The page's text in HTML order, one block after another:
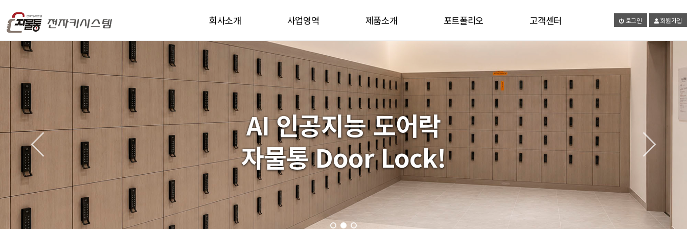
회사소개
인사말
오시는 길
사업영역
사업영역
제품소개
기타제품
포트폴리오
유튜브
고객센터
온라인문의
자료실
로그인 회원가입
AI 인공지능 도어락
자물통 Door Lock!